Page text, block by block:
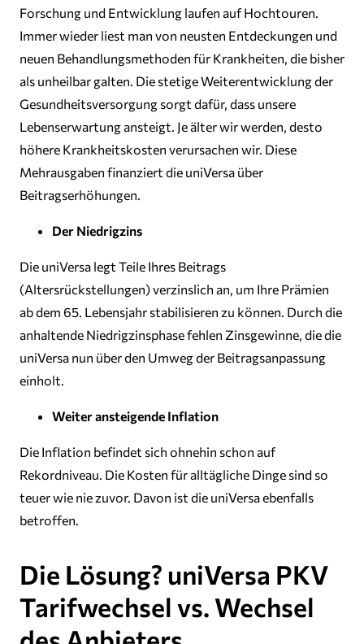
Forschung und Entwicklung laufen auf Hochtouren.
Immer wieder liest man von neusten Entdeckungen und
neuen Behandlungsmethoden für Krankheiten, die bisher
als unheilbar galten. Die stetige Weiterentwicklung der
Gesundheitsversorgung sorgt dafür, dass unsere
Lebenserwartung ansteigt. Je älter wir werden, desto
höhere Krankheitskosten verursachen wir. Diese
Mehrausgaben finanziert die uniVersa über
Beitragserhöhungen.
Der Niedrigzins
Die uniVersa legt Teile Ihres Beitrags
(Altersrückstellungen) verzinslich an, um Ihre Prämien
ab dem 65. Lebensjahr stabilisieren zu können. Durch die
anhaltende Niedrigzinsphase fehlen Zinsgewinne, die die
uniVersa nun über den Umweg der Beitragsanpassung
einholt.
Weiter ansteigende Inflation
Die Inflation befindet sich ohnehin schon auf
Rekordniveau. Die Kosten für alltägliche Dinge sind so
teuer wie nie zuvor. Davon ist die uniVersa ebenfalls
betroffen.
Die Lösung? uniVersa PKV
Tarifwechsel vs. Wechsel